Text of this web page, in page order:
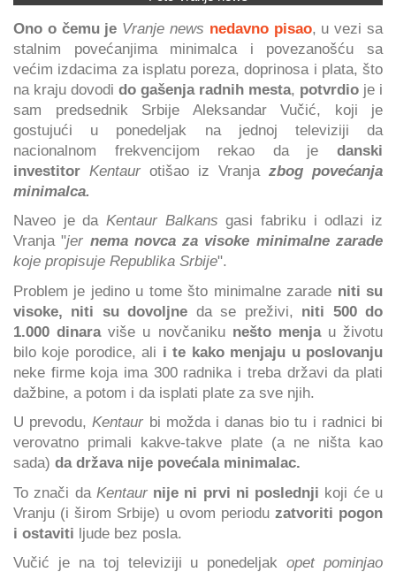
Ono o čemu je Vranje news nedavno pisao, u vezi sa
stalnim povećanjima minimalca i povezanošću sa
većim izdacima za isplatu poreza, doprinosa i plata, što
na kraju dovodi do gašenja radnih mesta, potvrdio je i
sam predsednik Srbije Aleksandar Vučić, koji je
gostujući u ponedeljak na jednoj televiziji da
nacionalnom frekvencijom rekao da je danski
investitor Kentaur otišao iz Vranja zbog povećanja
minimalca.
Naveo je da Kentaur Balkans gasi fabriku i odlazi iz
Vranja "jer nema novca za visoke minimalne zarade
koje propisuje Republika Srbije".
Problem je jedino u tome što minimalne zarade niti su
visoke, niti su dovoljne da se preživi, niti 500 do
1.000 dinaraviše u novčaniku nešto menjau životu
bilo koje porodice, ali i te kako menjaju u poslovanju
neke firme koja ima 300 radnika i treba državi da plati
dažbine, a potom i da isplati plate za sve njih.
U prevodu,Kentaur bi možda i danas bio tu i radnici bi
verovatno primali kakve-takve plate (a ne ništa kao
sada) da država nije povećala minimalac.
To znači da Kentaur nije ni prvi ni poslednji koji će u
Vranju (i širom Srbije) u ovom perioduzatvoriti pogon
i ostaviti ljude bez posla.
Vučić je na toj televiziji u ponedeljakopet pominjao